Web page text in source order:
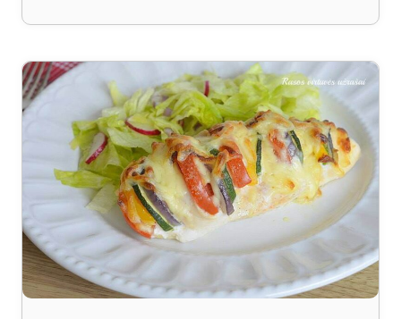
SU
GRIETINĖLĖS
PADAŽE